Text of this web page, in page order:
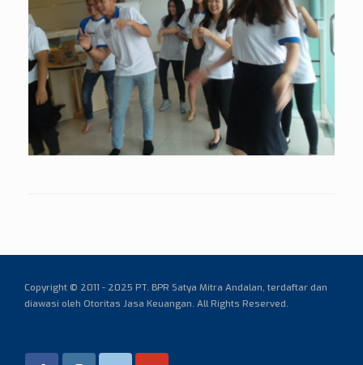
Copyright © 2011 - 2025 PT. BPR Satya Mitra Andalan, terdaftar dan
diawasi oleh Otoritas Jasa Keuangan. All Rights Reserved.